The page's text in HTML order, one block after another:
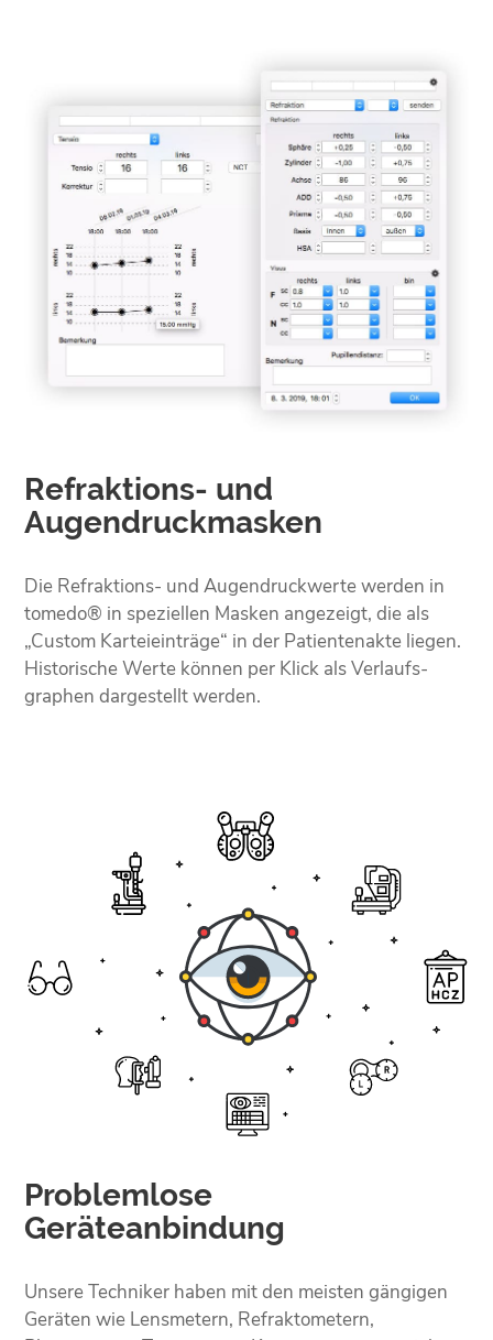
Refraktions- und
Augendruck­masken
Die Refraktions- und Augendruck­werte werden in
tomedo® in speziellen Masken angezeigt, die als
„Custom Kartei­einträge“ in der Patientenakte liegen.
Historische Werte können per Klick als Verlaufs­
graphen dargestellt werden.
Problemlose
Geräteanbindung
Unsere Techniker haben mit den meisten gängigen
Geräten wie Lensmetern, Refraktometern,